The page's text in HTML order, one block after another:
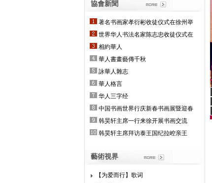
協會新聞
著名书画家孝衍彬收徒仪式在徐州举
世界华人书法名家陈志忠收徒仪式在
相約華人
華人書畫藝傳千秋
詠華人雜志
華人格言
华人三字经
中国书画世界行庆新春书画展暨迎春
韩昊轩主席一行来徐开展书画交流
韩昊轩主席拜访泰王国纪拉崆亲王
藝術視界
【为爱而行】歌词